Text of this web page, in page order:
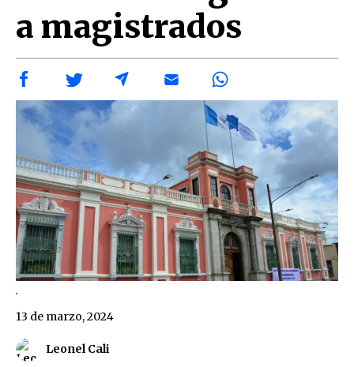
a magistrados
.
Leonel Cali
13 de marzo, 2024